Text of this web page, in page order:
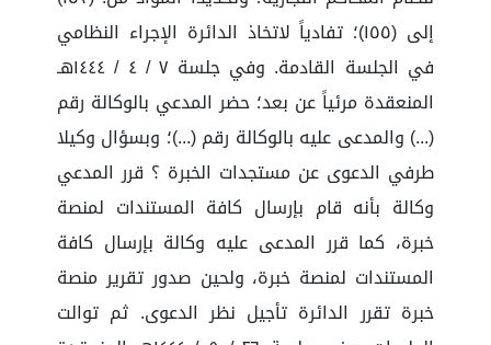
إلى (١٥٥)؛ تفادياً لاتخاذ الدائرة الإجراء النظامي
في الجلسة القادمة. وفي جلسة ٧ / ٤ / ١٤٤٤هـ
المنعقدة مرئياً عن بعد؛ حضر المدعي بالوكالة رقم
(...) والمدعى عليه بالوكالة رقم (...)؛ وبسؤال وكيلا
طرفي الدعوى عن مستجدات الخبرة ؟ قرر المدعي
وكالة بأنه قام بإرسال كافة المستندات لمنصة
خبرة، كما قرر المدعى عليه وكالة بإرسال كافة
المستندات لمنصة خبرة، ولحين صدور تقرير منصة
خبرة تقرر الدائرة تأجيل نظر الدعوى. ثم توالت